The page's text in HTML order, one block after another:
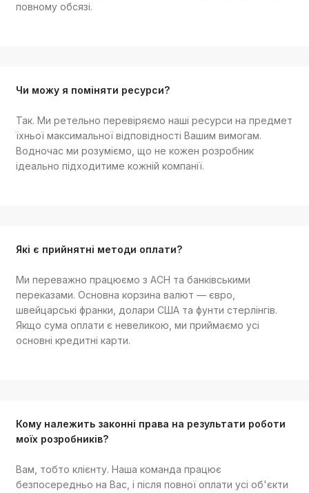
повному обсязі.
Чи можу я поміняти ресурси?
Так. Ми ретельно перевіряємо наші ресурси на предмет
їхньої максимальної відповідності Вашим вимогам.
Водночас ми розуміємо, що не кожен розробник
ідеально підходитиме кожній компанії.
Які є прийнятні методи оплати?
Ми переважно працюємо з ACH та банківськими
переказами. Основна корзина валют — євро,
швейцарські франки, долари США та фунти стерлінгів.
Якщо сума оплати є невеликою, ми приймаємо усі
основні кредитні карти.
Кому належить законні права на результати роботи
моїх розробників?
Вам, тобто клієнту. Наша команда працює
безпосередньо на Вас, і після повної оплати усі об'єкти